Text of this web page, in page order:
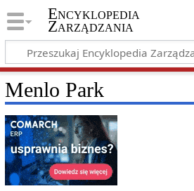
Encyklopedia
Zarządzania
Menlo Park